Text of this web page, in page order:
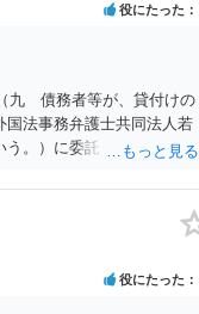
役にたった
九 債務者等が、貸付けの
国法事務弁護士共同法人若
う。）に委託し、又はその
話をかけ、電報を送達し、
を弁済することを要求
求める、裁判所に仮処分
してください。
役にたった